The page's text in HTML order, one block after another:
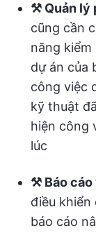
⚒️ Quản lý
cũng cần
năng
dự án của
công việc
kỹ thuật
hiện công
lúc
⚒️ Báo cáo
điều khiển
báo cáo